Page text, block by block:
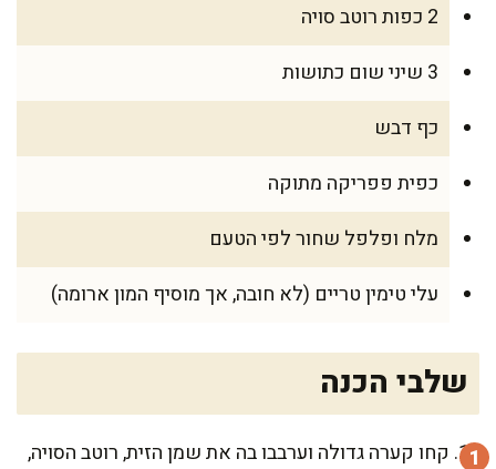
2 כפות רוטב סויה
3 שיני שום כתושות
כף דבש
כפית פפריקה מתוקה
מלח ופלפל שחור לפי הטעם
עלי טימין טריים (לא חובה, אך מוסיף המון ארומה)
שלבי הכנה
קחו קערה גדולה וערבבו בה את שמן הזית, רוטב הסויה,